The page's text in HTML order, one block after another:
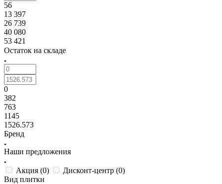
56
13 397
26 739
40 080
53 421
Остаток на складе
0
382
763
1145
1526.573
Бренд
Наши предложения
Акция (0) Дисконт-центр (0)
Вид плитки